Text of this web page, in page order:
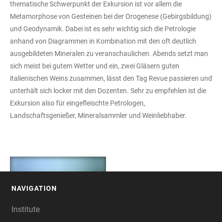
thematische Schwerpunkt der Exkursion ist vor allem die
Metamorphose von Gesteinen bei der Orogenese (Gebirgsbildung)
und Geodynamik. Dabei ist es sehr wichtig sich die Petrologie
anhand von Diagrammen in Kombination mit den oft deutlich
ausgebildeten Mineralen zu veranschaulichen. Abends setzt man
sich meist bei gutem Wetter und ein, zwei Gläsern guten
italienischen Weins zusammen, lässt den Tag Revue passieren und
unterhält sich locker mit den Dozenten. Sehr zu empfehlen ist die
Exkursion also für eingefleischte Petrologen,
Landschaftsgenießer, Mineralsammler und Weinliebhaber.
+
NAVIGATION
Institute